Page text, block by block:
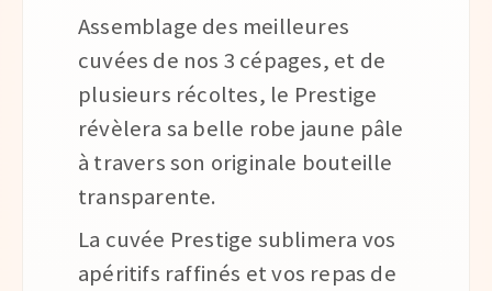
Assemblage des meilleures
cuvées de nos 3 cépages, et de
plusieurs récoltes, le Prestige
révèlera sa belle robe jaune pâle
à travers son originale bouteille
transparente.
La cuvée Prestige sublimera vos
apéritifs raffinés et vos repas de